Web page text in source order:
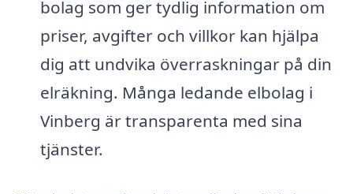
bolag som ger tydlig information om
priser, avgifter och villkor kan hjälpa
dig att undvika överraskningar på din
elräkning. Många ledande elbolag i
Vinberg är transparenta med sina
tjänster.